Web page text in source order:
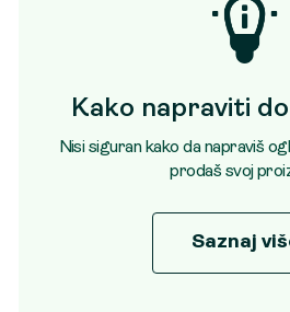
Kako napraviti
Nisi siguran kako da napraviš
prodaš svoj
Saznaj